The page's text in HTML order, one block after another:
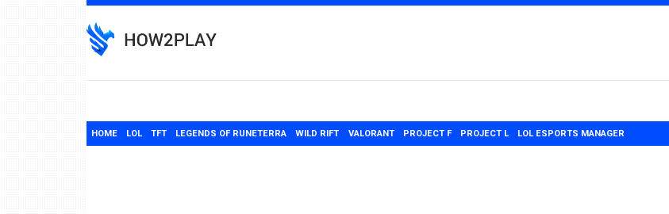
to
content
HOME LOL TFT LEGENDS OF RUNETERRA WILD RIFT VALORANT PROJECT F PROJECT L LOL ESPORTS MANAGER